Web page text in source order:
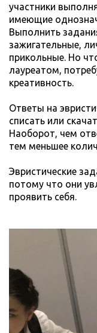
участники
имеющие
Выполнить
зажигательные,
прикольные. Но
лауреатом,
креативность.
Ответы на
списать или
Наоборот, чем
тем меньшее
Эвристические
потому что они
проявить себя.